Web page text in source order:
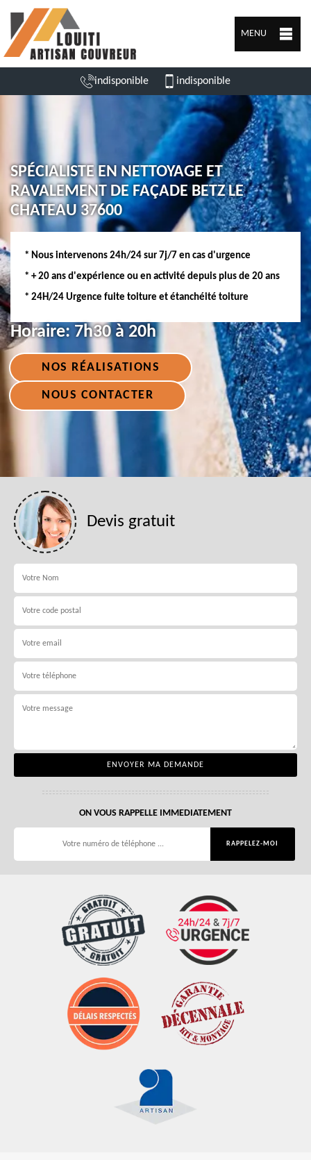
MENU
indisponible indisponible
SPÉCIALISTE EN NETTOYAGE ET
RAVALEMENT DE FAÇADE BETZ LE
CHATEAU 37600
* Nous intervenons 24h/24 sur 7j/7 en cas d'urgence
* + 20 ans d'expérience ou en activité depuis plus de 20 ans
* 24H/24 Urgence fuite toiture et étanchéité toiture
Horaire: 7h30 à 20h
NOS RÉALISATIONS
NOUS CONTACTER
Devis gratuit
ON VOUS RAPPELLE IMMEDIATEMENT